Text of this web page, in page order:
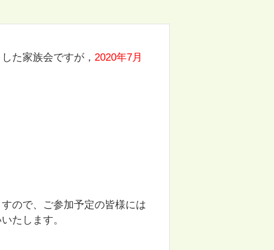
た家族会ですが， 2020年7月
ので、ご参加予定の皆様には
たします。